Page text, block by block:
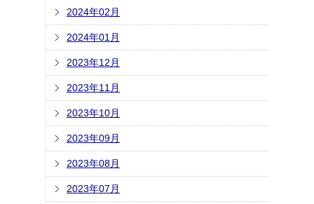
2024年02月
2024年01月
2023年12月
2023年11月
2023年10月
2023年09月
2023年08月
2023年07月